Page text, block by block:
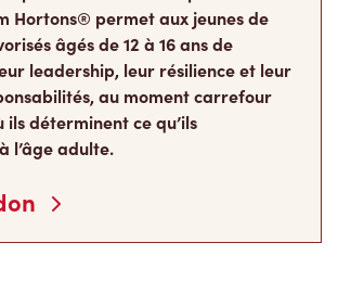
âgés de 12 à 16 ans de
leadership, leur résilience et leur
au moment carrefour
ils déterminent ce qu’ils
l’âge adulte.